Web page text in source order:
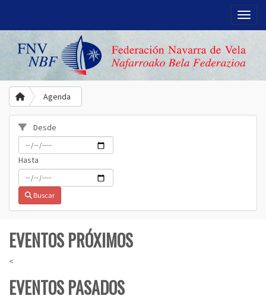
Agenda
Desde
Hasta
Buscar
EVENTOS PRÓXIMOS
<
EVENTOS PASADOS